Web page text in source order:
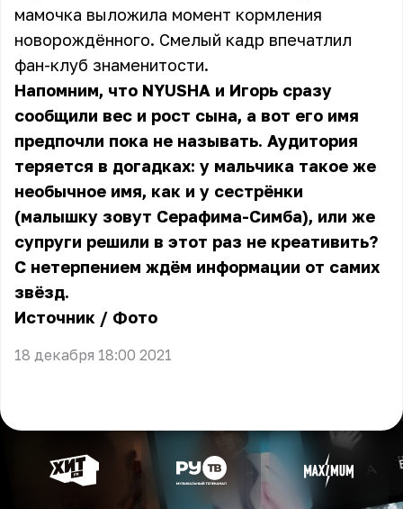
мамочка выложила момент кормления
новорождённого. Смелый кадр впечатлил
фан-клуб знаменитости.
Напомним, что NYUSHA и Игорь сразу
сообщили вес и рост сына, а вот его имя
предпочли пока не называть. Аудитория
теряется в догадках: у мальчика такое же
необычное имя, как и у сестрёнки
(малышку зовут Серафима-Симба), или же
супруги решили в этот раз не креативить?
С нетерпением ждём информации от самих
звёзд.
Источник / Фото
18 декабря 18:00 2021